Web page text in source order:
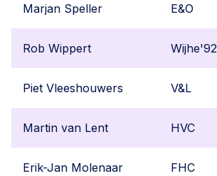
Marjan Speller E&O
Rob Wippert Wijhe'92
Piet Vleeshouwers V&L
Martin van Lent HVC
Erik-Jan Molenaar FHC